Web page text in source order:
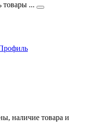
товары ...
наличие товара и